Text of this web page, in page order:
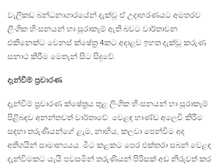
වැලිකඩ බන්ධනාගාරයේන් දැක්වූ ඒ උදාහරණයට අමතරව
ලිංගික හිංසනයන් හා සූරාකෑම් ඇති බවට වාර්තාවන
එකිනෙක්ට වෙනස් ක්ෂේත්‍ර 4කට අදාළව ඉහත දැක්වූ කරුණ
සනාථ කිරීම මෙතැන් සිට සිදුවේ.
දැන්වීම් ප්‍රචාරණ
දැන්වීම් ප්‍රචාරණ ක්ෂේත්‍රය තුළ ලිංගික හිංසනයන් හා සූරාකෑම්
පිළිබඳව අනන්තවත් වාර්තාවේ. වෙළඳ භාණ්ඩ අලෙවි කිරීම
සඳහා තරුණියන්ගේ ළැම, නාභිය, කලවා පෙන්වීම අද
අතිශයින් සාමාන්‍යයය. මීට කළකට පෙර එක්තරා සබන් වෙළඳ
දැන්වීමකට යැයි පවසමින් තරුණියන් පිරිසක් අඩ නිරුවත් කර